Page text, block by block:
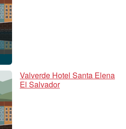
Valverde Hotel Santa Elena
El Salvador